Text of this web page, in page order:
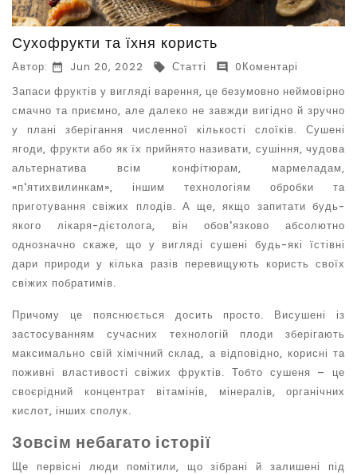
Сухофрукти та їхня користь
Автор:  Jun 20, 2022  Статті 
0Коментарі
Запаси фруктів у вигляді варення, це безумовно неймовірно
смачно та приємно, але далеко не завжди вигідно й зручно
у плані зберігання численної кількості слоїків. Сушені
ягоди, фрукти або як їх прийнято називати, сушіння, чудова
альтернатива всім конфітюрам, мармеладам,
«п'ятихвилинкам», іншим технологіям обробки та
приготування свіжих плодів. А ще, якщо запитати будь-
якого лікаря-дієтолога, він обов'язково абсолютно
однозначно скаже, що у вигляді сушені будь-які їстівні
дари природи у кілька разів перевищують користь своїх
свіжих побратимів.
Причому це пояснюється досить просто. Висушені із
застосуванням сучасних технологій плоди зберігають
максимально свій хімічний склад, а відповідно, корисні та
поживні властивості свіжих фруктів. Тобто сушеня – це
своєрідний концентрат вітамінів, мінералів, органічних
кислот, інших сполук.
Зовсім небагато історії
Ще первісні люди помітили, що зібрані й залишені під